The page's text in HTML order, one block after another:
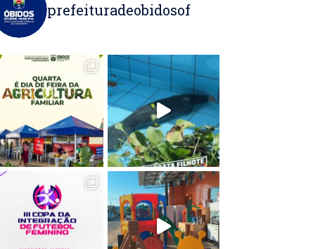
prefeituradeobidosof